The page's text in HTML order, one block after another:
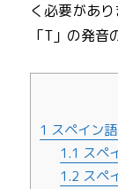
く必要があ
「T」の発音
1 スペイン
1.1 スペ
1.2 スペ